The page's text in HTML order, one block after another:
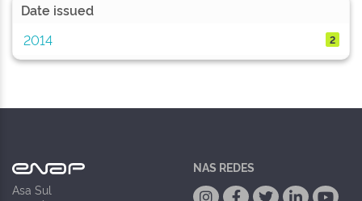
Date issued
2014
2
Asa Sul
NAS REDES